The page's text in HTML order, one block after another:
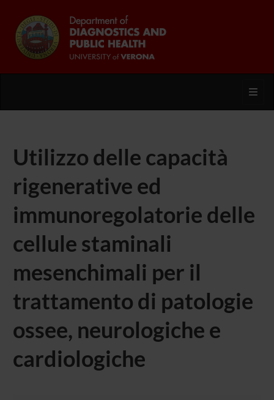
Utilizzo delle capacità
rigenerative ed
immunoregolatorie delle
cellule staminali
mesenchimali per il
trattamento di patologie
ossee, neurologiche e
cardiologiche